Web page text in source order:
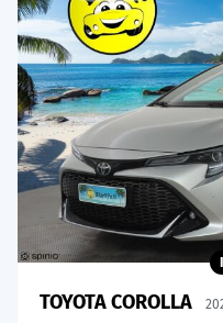
TOYOTA COROLLA